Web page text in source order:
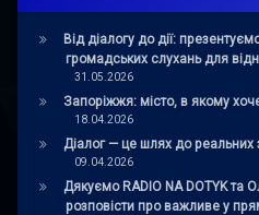
Від діалогу до дії:
громадських слухань для
31.05.2026
Запоріжжя: місто, в якому
18.04.2026
Діалог — це шлях до реальних
09.04.2026
Дякуємо RADIO NA DOTYK та
розповісти про важливе у